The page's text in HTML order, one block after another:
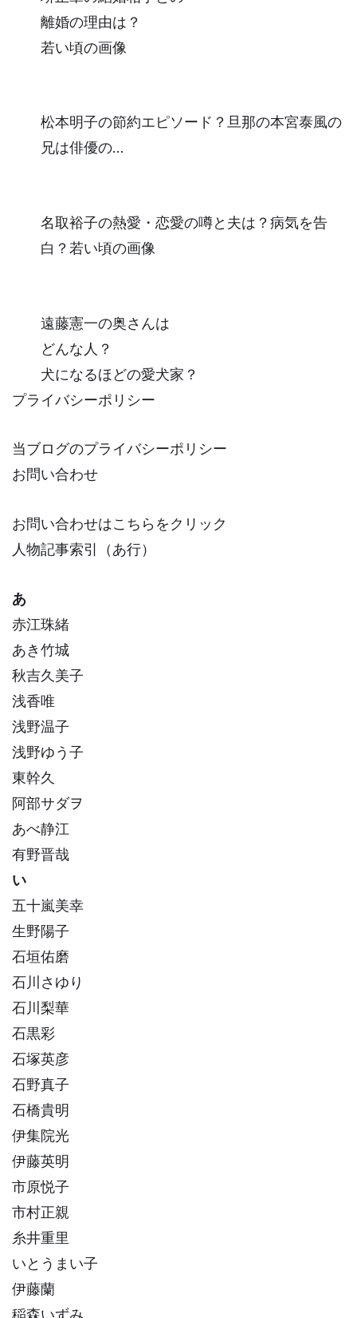
離婚の理由は？
若い頃の画像
松本明子の節約エピソード？旦那の本宮泰風の
兄は俳優の…
名取裕子の熱愛・恋愛の噂と夫は？病気を告
白？若い頃の画像
遠藤憲一の奥さんは
どんな人？
犬になるほどの愛犬家？
プライバシーポリシー
当ブログのプライバシーポリシー
お問い合わせ
お問い合わせはこちらをクリック
人物記事索引（あ行）
あ
赤江珠緒
あき竹城
秋吉久美子
浅香唯
浅野温子
浅野ゆう子
東幹久
阿部サダヲ
あべ静江
有野晋哉
い
五十嵐美幸
生野陽子
石垣佑磨
石川さゆり
石川梨華
石黒彩
石塚英彦
石野真子
石橋貴明
伊集院光
伊藤英明
市原悦子
市村正親
糸井重里
いとうまい子
伊藤蘭
稲森いずみ